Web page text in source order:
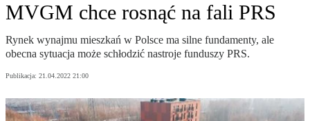
MVGM chce rosnąć na fali PRS
Rynek wynajmu mieszkań w Polsce ma silne fundamenty, ale
obecna sytuacja może schłodzić nastroje funduszy PRS.
Publikacja: 21.04.2022 21:00